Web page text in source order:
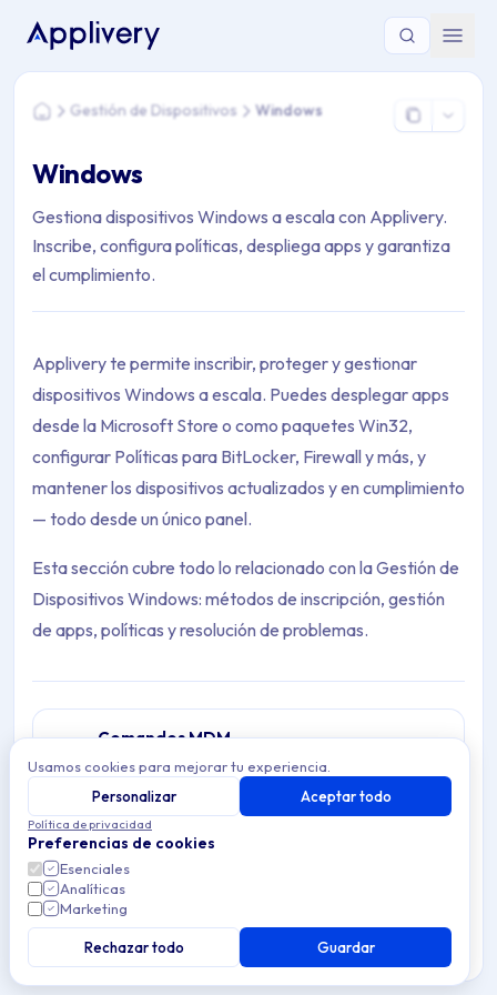
HomeGestión de Dispositivos Windows
Windows
Gestiona dispositivos Windows a escala con Applivery.
Inscribe, configura políticas, despliega apps y garantiza
el cumplimiento.
Applivery te permite inscribir, proteger y gestionar
dispositivos Windows a escala. Puedes desplegar apps
desde la Microsoft Store o como paquetes Win32,
configurar Políticas para BitLocker, Firewall y más, y
mantener los dispositivos actualizados y en cumplimiento
— todo desde un único panel.
Esta sección cubre todo lo relacionado con la Gestión de
Dispositivos Windows: métodos de inscripción, gestión
de apps, políticas y resolución de problemas.
Comandos MDM
Comandos remotos para dispositivos Windows
gestionados en Applivery: reiniciar, sincronizar,
borrar y desinscribir sin acceso físico.
1 article
Resolución de problemas
Resuelve problemas comunes de Gestión de
Dispositivos Windows en Applivery — soluciona
problemas de inscripción, errores de
sincronización de configuración, problemas de
despliegue de apps y conflictos de
configuración.
0 articles
Archive Contents: Windows
This collection contains 2 articles across 1 sections: Windows.
Topics covered: Detalles del dispositivo, Primeros pasos
Article listing:
Usamos cookies para mejorar tu experiencia.
Personalizar
Aceptar todo
Política de privacidad
Preferencias de cookies
Esenciales
Analíticas
Marketing
Rechazar todo Guardar